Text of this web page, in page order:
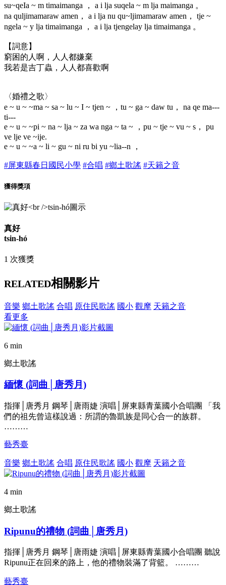
su~qeIa ~ m timaimanga ， a i lja suqela ~ m lja maimanga 。
na quljimamaraw amen， a i lja nu qu~ljimamaraw amen， tje ~
ngela ~ y lja timaimanga ， a i lja tjengelay lja timaimanga 。
【詞意】
窮困的人啊，人人都嫌棄
我若是吉丁蟲，人人都喜歡啊
〈婚禮之歌〉
e ~ u ~ ~ma ~ sa ~ lu ~ I ~ tjen ~ ，tu ~ ga ~ daw tu， na qe ma---
ti---
e ~ u ~ ~pi ~ na ~ lja ~ za wa nga ~ ta ~ ，pu ~ tje ~ vu ~ s， pu
ve lje ve ~ije.
e ~ u ~ ~a ~ li ~ gu ~ ni ru bi yu ~lia--n ，
#屏東縣春日國民小學 #合唱 #鄉土歌謠 #天籟之音
獲得獎項
真好
tsin-hó
1 次獲獎
RELATED相關影片
音樂 鄉土歌謠 合唱 原住民歌謠 國小 觀摩 天籟之音
看更多
6 min
鄉土歌謠
緬懷 (詞曲│唐秀月)
指揮│唐秀月 鋼琴│唐雨婕 演唱│屏東縣青葉國小合唱團 「我
們的祖先曾這樣說過：所謂的魯凱族是同心合一的族群。
………
藝秀臺
音樂 鄉土歌謠 合唱 原住民歌謠 國小 觀摩 天籟之音
4 min
鄉土歌謠
Ripunu的禮物 (詞曲│唐秀月)
指揮│唐秀月 鋼琴│唐雨婕 演唱│屏東縣青葉國小合唱團 聽說
Ripunu正在回來的路上，他的禮物裝滿了背籃。 ………
藝秀臺